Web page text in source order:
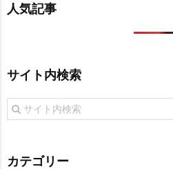
人気記事
サイト内検索
カテゴリー